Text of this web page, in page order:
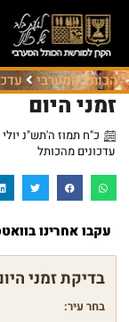
הכותל המערבי
זמני היום
כ"ח תמוז ה'תש"נ יולי 21, 1990
עדכונים מהכותל
עקבו אחרינו
בחר עיר: